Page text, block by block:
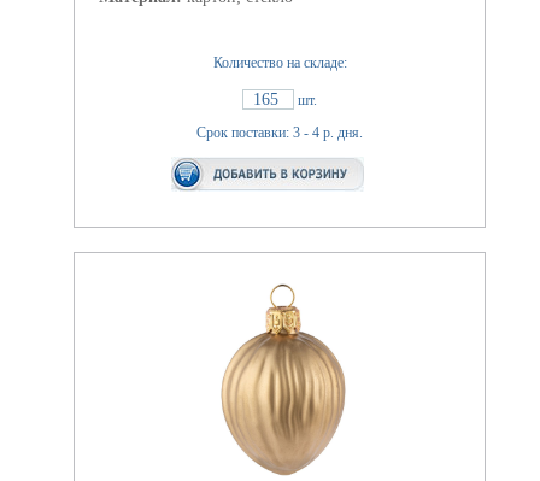
Количество на складе:
165
шт.
Срок поставки: 3 - 4 р. дня.